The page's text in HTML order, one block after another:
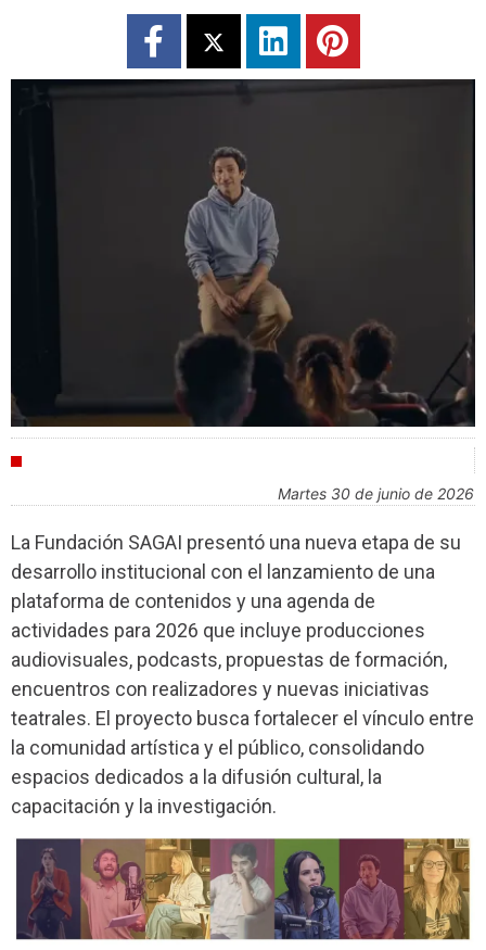
martes 30 de junio de 2026
La Fundación SAGAI presentó una nueva etapa de su
desarrollo institucional con el lanzamiento de una
plataforma de contenidos y una agenda de
actividades para 2026 que incluye producciones
audiovisuales, podcasts, propuestas de formación,
encuentros con realizadores y nuevas iniciativas
teatrales. El proyecto busca fortalecer el vínculo entre
la comunidad artística y el público, consolidando
espacios dedicados a la difusión cultural, la
capacitación y la investigación.